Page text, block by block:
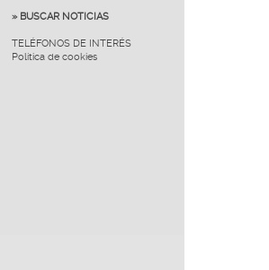
» BUSCAR NOTICIAS
TELÉFONOS DE INTERÉS
Política de cookies